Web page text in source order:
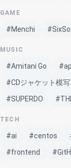
GAME
#Menchi
MUSIC
#Amitani Go
#CDジャケット模写
#SUPERDO
TECH
#ai #centos
#frontend